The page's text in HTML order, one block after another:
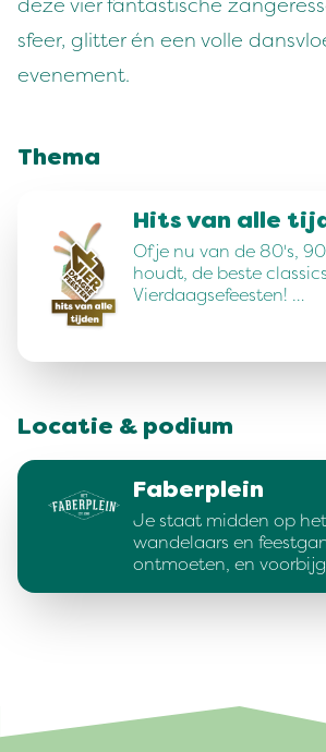
deze vier fantastische
sfeer, glitter én een volle
evenement.
Thema
Hits van alle
Of je nu van de 80's,
houdt, de beste
Vierdaagsefeesten! …
Locatie & podium
Faberplein
Je staat midden op
wandelaars en
ontmoeten, en